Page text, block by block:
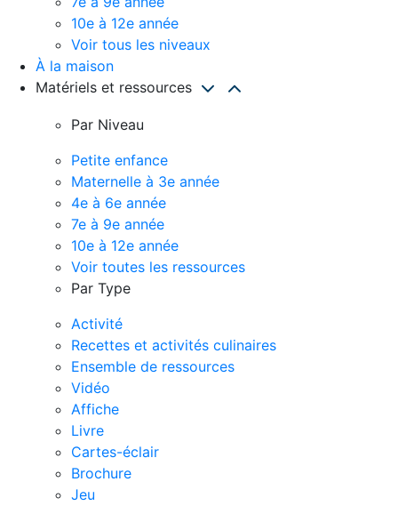
10e à 12e année
Voir tous les niveaux
À la maison
Matériels et ressources
Par Niveau
Petite enfance
Maternelle à 3e année
4e à 6e année
7e à 9e année
10e à 12e année
Voir toutes les ressources
Par Type
Activité
Recettes et activités culinaires
Ensemble de ressources
Vidéo
Affiche
Livre
Cartes-éclair
Brochure
Jeu